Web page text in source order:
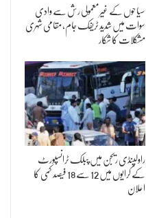
سیاحوں کے غیرمعمولی رش سے وادی
سوات میں شدید ٹریفک جام، مقامی شہری
مشکلات کا شکار
راولپنڈی ریجن میں پبلک ٹرانسپورٹ
کے کرایوں میں 12 سے 18 فیصد کمی کا
اعلان